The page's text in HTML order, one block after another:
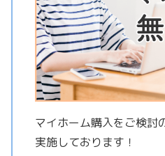
マイホーム購入をご検討
実施しております！